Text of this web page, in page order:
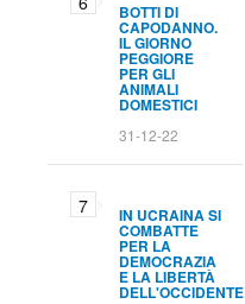
BOTTI DI
CAPODANNO.
IL GIORNO
PEGGIORE
PER GLI
ANIMALI
DOMESTICI
31-12-22
IN UCRAINA SI
COMBATTE
PER LA
DEMOCRAZIA
E LA LIBERTÀ
DELL'OCCIDENTE